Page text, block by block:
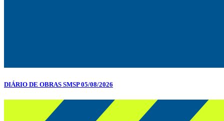
DIÁRIO DE OBRAS SMSP 05/08/2026